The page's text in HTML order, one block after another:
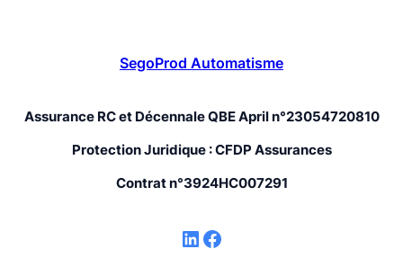
SegoProd Automatisme
Assurance RC et Décennale QBE April n°23054720810
Protection Juridique : CFDP Assurances
Contrat n°3924HC007291
LinkedIn Facebook